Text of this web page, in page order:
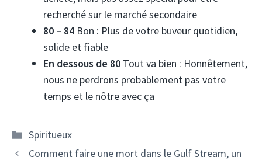
recherché sur le marché secondaire
80 – 84 Bon : Plus de votre buveur quotidien,
solide et fiable
En dessous de 80 Tout va bien : Honnêtement,
nous ne perdrons probablement pas votre
temps et le nôtre avec ça
Catégories
Spiritueux
Navigation
Comment faire une mort dans le Gulf Stream, un